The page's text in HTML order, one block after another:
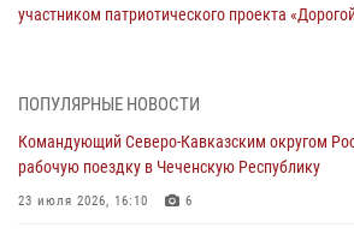
участником патриотического проекта
настольному теннису ко Дню физкультурника
08 августа 2026, 07:00
ПОПУЛЯРНЫЕ НОВОСТИ
Командующий Северо-Кавказским округом
рабочую поездку в Чеченскую Республику
23 июля 2026, 16:10 6